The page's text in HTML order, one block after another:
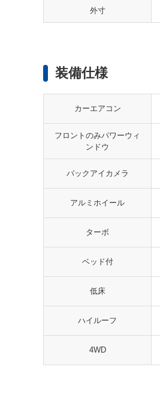
外寸
装備仕様
カーエアコン
フロントのみパワーウィ
ンドウ
バックアイカメラ
アルミホイール
ターボ
ベッド付
低床
ハイルーフ
4WD